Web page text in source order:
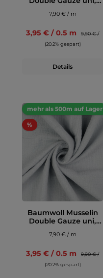
dunkelrot/bordeaux
7,90 € / m
3,95 € / 0.5 m
9,90 € /
(20.2% gespart)
Details
mehr als 500m auf Lager
%
Baumwoll Musselin
Double Gauze uni,
hellgrau
7,90 € / m
3,95 € / 0.5 m
9,90 € /
(20.2% gespart)